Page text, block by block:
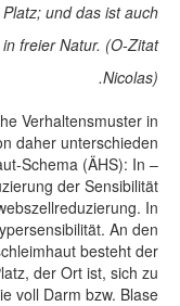
und das ist auch
freier Natur. (O-Zitat
Nicolas).
Verhaltensmuster in
daher unterschieden:
Schema (ÄHS): In
der Sensibilität
In
An den
besteht der
der Ort ist, sich zu
voll Darm bzw. Blase